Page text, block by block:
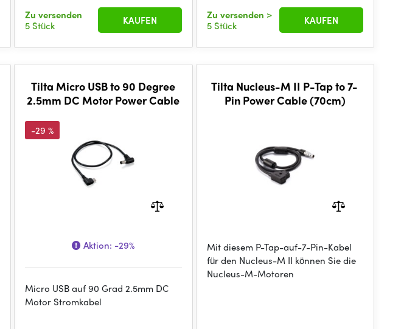
Zu versenden
5 Stück
KAUFEN Zu versenden >
5 Stück
KAUFEN
Tilta Micro USB to 90 Degree
2.5mm DC Motor Power Cable
-29 %
Aktion: -29%
Micro USB auf 90 Grad 2.5mm DC
Motor Stromkabel
Tilta Nucleus-M II P-Tap to 7-
Pin Power Cable (70cm)
Mit diesem P-Tap-auf-7-Pin-Kabel
für den Nucleus-M II können Sie die
Nucleus-M-Motoren